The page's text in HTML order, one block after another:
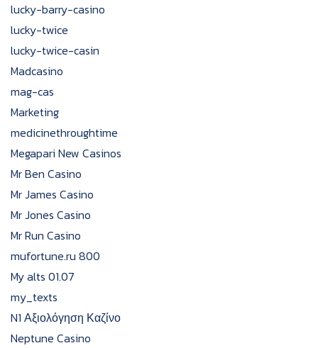
lucky-barry-casino
lucky-twice
lucky-twice-casin
Madcasino
mag-cas
Marketing
medicinethroughtime
Megapari New Casinos
Mr Ben Casino
Mr James Casino
Mr Jones Casino
Mr Run Casino
mufortune.ru 800
My alts 01.07
my_texts
N1 Αξιολόγηση Καζίνο
Neptune Casino